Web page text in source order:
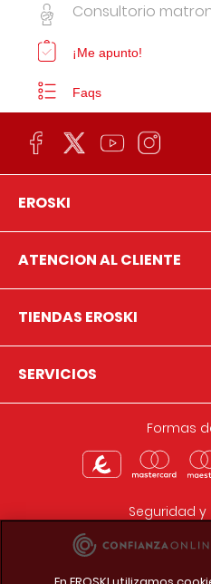
Consultorio
¡Me apunto!
Faqs
EROSKI
ATENCION AL CLIENTE
TIENDAS EROSKI
SERVICIOS
Formas
Seguridad y